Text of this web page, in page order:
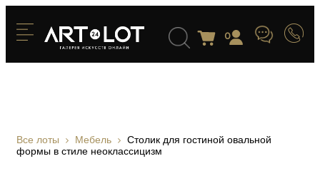
0
Все лоты Мебель
Столик для гостиной овальной
формы в стиле неоклассицизм